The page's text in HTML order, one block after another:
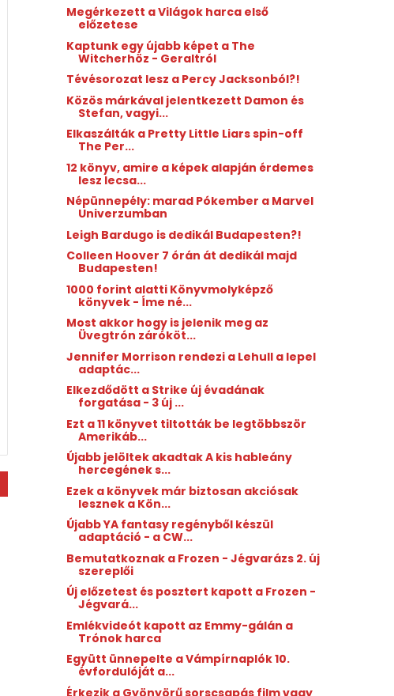
Megérkezett a Világok harca első
előzetese
Kaptunk egy újabb képet a The
Witcherhöz - Geraltról
Tévésorozat lesz a Percy Jacksonból?!
Közös márkával jelentkezett Damon és
Stefan, vagyi...
Elkaszálták a Pretty Little Liars spin-off
The Per...
12 könyv, amire a képek alapján érdemes
lesz lecsa...
Népünnepély: marad Pókember a Marvel
Univerzumban
Leigh Bardugo is dedikál Budapesten?!
Colleen Hoover 7 órán át dedikál majd
Budapesten!
1000 forint alatti Könyvmolyképző
könyvek - Íme né...
Most akkor hogy is jelenik meg az
Üvegtrón záróköt...
Jennifer Morrison rendezi a Lehull a lepel
adaptác...
Elkezdődött a Strike új évadának
forgatása - 3 új ...
Ezt a 11 könyvet tiltották be legtöbbször
Amerikáb...
Újabb jelöltek akadtak A kis hableány
hercegének s...
Ezek a könyvek már biztosan akciósak
lesznek a Kön...
Újabb YA fantasy regényből készül
adaptáció - a CW...
Bemutatkoznak a Frozen - Jégvarázs 2. új
szereplői
Új előzetest és posztert kapott a Frozen -
Jégvará...
Emlékvideót kapott az Emmy-gálán a
Trónok harca
Együtt ünnepelte a Vámpírnaplók 10.
évfordulóját a...
Érkezik a Gyönyörű sorscsapás film vagy